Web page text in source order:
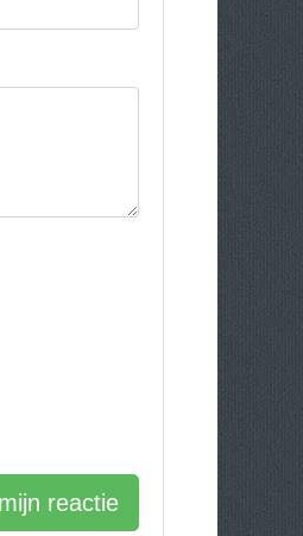
reactie